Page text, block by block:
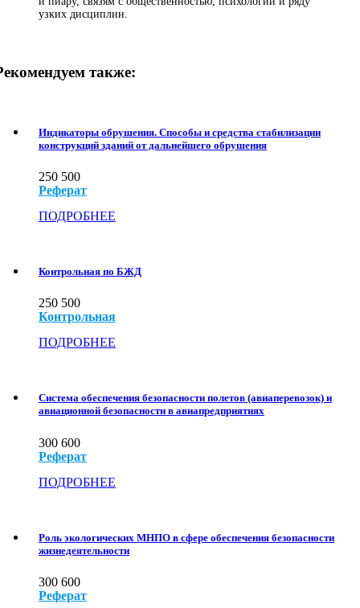
узких дисциплин.
также:
Индикаторы обрушения. Способы и средства стабилизации
конструкций зданий от дальнейшего обрушения
250 500
Реферат
ПОДРОБНЕЕ
Контрольная по БЖД
250 500
Контрольная
ПОДРОБНЕЕ
Система обеспечения безопасности полетов (авиаперевозок) и
авиационной безопасности в авиапредприятиях
300 600
Реферат
ПОДРОБНЕЕ
Роль экологических МНПО в сфере обеспечения безопасности
жизнедеятельности
300 600
Реферат